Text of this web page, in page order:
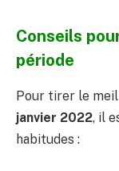
Conseils
période
Pour tirer le
janvier 2022, il
habitudes :